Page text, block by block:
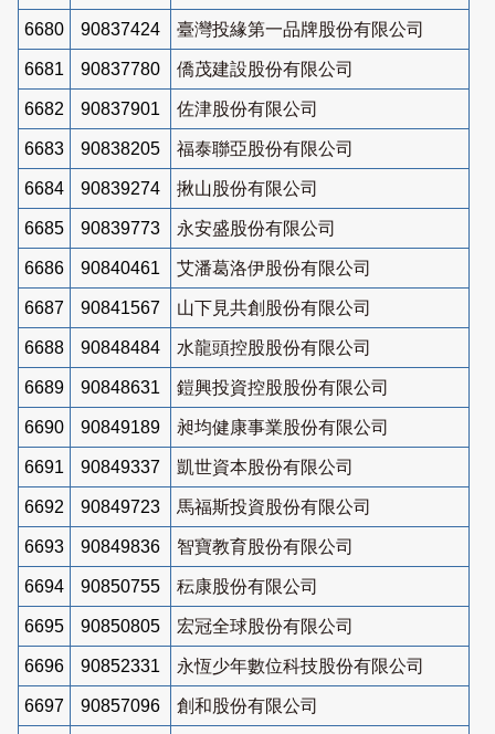
6680 90837424 臺灣投緣第一品牌股份有限公司
6681 90837780 僑茂建設股份有限公司
6682 90837901 佐津股份有限公司
6683 90838205 福泰聯亞股份有限公司
6684 90839274 揪山股份有限公司
6685 90839773 永安盛股份有限公司
6686 90840461 艾潘葛洛伊股份有限公司
6687 90841567 山下見共創股份有限公司
6688 90848484 水龍頭控股股份有限公司
6689 90848631 鎧興投資控股股份有限公司
6690 90849189 昶均健康事業股份有限公司
6691 90849337 凱世資本股份有限公司
6692 90849723 馬福斯投資股份有限公司
6693 90849836 智寶教育股份有限公司
6694 90850755 秐康股份有限公司
6695 90850805 宏冠全球股份有限公司
6696 90852331 永恆少年數位科技股份有限公司
6697 90857096 創和股份有限公司